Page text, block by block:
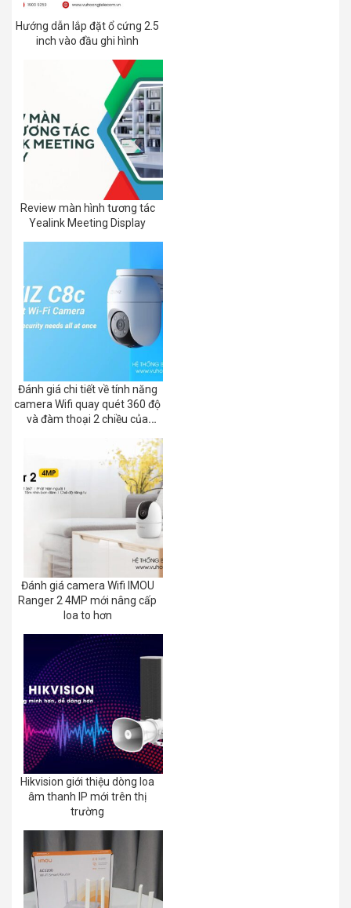
Hướng dẫn lắp đặt ổ cứng 2.5
inch vào đầu ghi hình
Review màn hình tương tác
Yealink Meeting Display
Đánh giá chi tiết về tính năng
camera Wifi quay quét 360 độ
và đàm thoại 2 chiều của
Đánh giá camera Wifi IMOU
Ranger 2 4MP mới nâng cấp
loa to hơn
Hikvision giới thiệu dòng loa
âm thanh IP mới trên thị
trường